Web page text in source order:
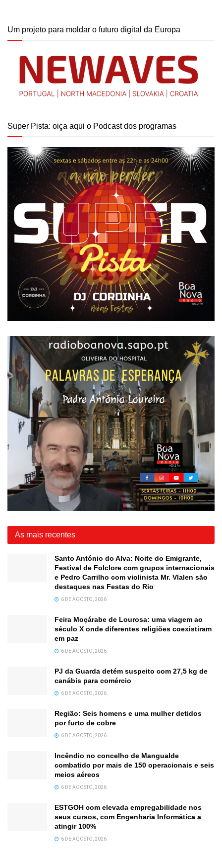
Um projeto para moldar o futuro digital da Europa
Super Pista: oiça aqui o Podcast dos programas
As mais recentes
Santo António do Alva: Noite do Emigrante,
Festival de Folclore com grupos internacionais
e Pedro Carrilho com violinista Mr. Vlalen são
destaques nas Festas do Rio
6 DE AGOSTO, 2026
Feira Moçárabe de Lourosa: uma viagem ao
século X onde diferentes religiões coexistiram
em paz
6 DE AGOSTO, 2026
PJ da Guarda detém suspeito com 27,5 kg de
canábis para comércio
6 DE AGOSTO, 2026
Região: Seis homens e uma mulher detidos
por furto de cobre
6 DE AGOSTO, 2026
Incêndio no concelho de Mangualde
combatido por mais de 150 operacionais e seis
meios aéreos
6 DE AGOSTO, 2026
ESTGOH com elevada empregabilidade nos
seus cursos, com Engenharia Informática a
atingir 100%
6 DE AGOSTO, 2026